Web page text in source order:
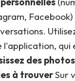
Facebook)
l'application, qui
des
à trouverSur